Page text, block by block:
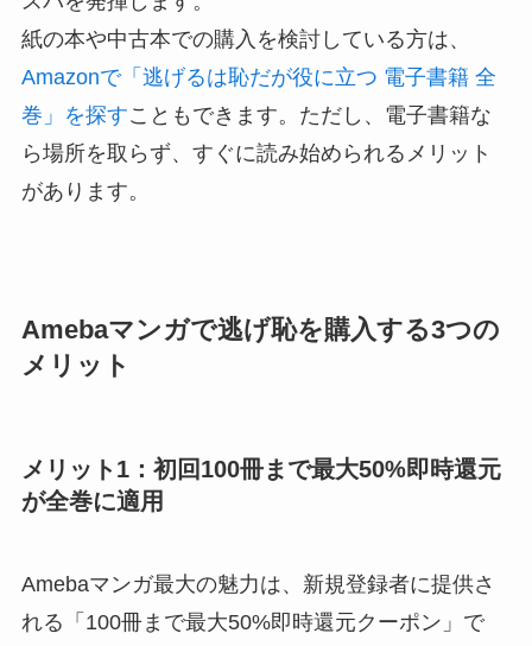
紙の本や中古本での購入を検討している方は、
Amazonで「逃げるは恥だが役に立つ 電子書籍 全
巻」を探すこともできます。ただし、電子書籍な
ら場所を取らず、すぐに読み始められるメリット
があります。
Amebaマンガで逃げ恥を購入する3つの
メリット
メリット1：初回100冊まで最大50%即時還元
が全巻に適用
Amebaマンガ最大の魅力は、新規登録者に提供さ
れる「100冊まで最大50%即時還元クーポン」で